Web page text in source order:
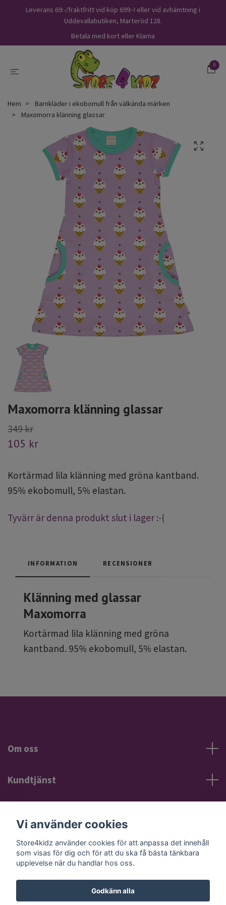
Leverans 69:-/fraktfritt vid köp 699:-! eller vid avhämtning i
Uddevallabutiken, Marteröd 128.
Betala med kort eller Klarna
0
Hem
Barnkläder i ekobomull från välkända märken
Maxomorra klänning glassar
Maxomorra klänning glassar
349 kr
105 kr
Kortärmad lila klänning med gröna kantband.
95% ekobomull, 5% elastan.
Tyvärr är denna produkt slut i lager :-(
INFORMATION RECENSIONER
Klänning med glassar
Maxomorra
Kortärmad lila klänning med gröna
kantband. 95% ekobomull, 5% elastan.
Om oss
Kundtjänst
Sociala medier
Vi använder cookies
Store4kidz använder cookies för att anpassa det innehåll
som visas för dig och för att du ska få bästa tänkbara
upplevelse när du handlar hos oss.
Godkänn alla